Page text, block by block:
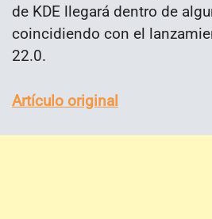
de KDE llegará dentro de
coincidiendo con el
22.0.
Artículo original